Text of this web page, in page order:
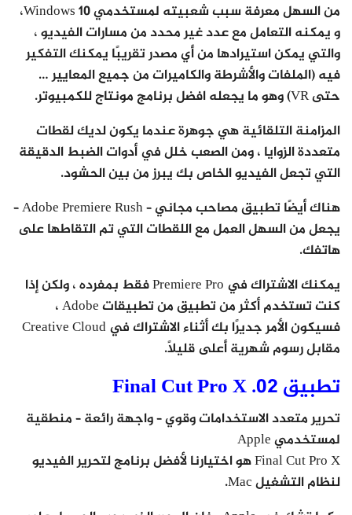
من السهل معرفة سبب شعبيته لمستخدمي Windows 10،
و يمكنه التعامل مع عدد غير محدد من مسارات الفيديو ،
والتي يمكن استيرادها من أي مصدر تقريبًا يمكنك التفكير
فيه (الملفات والأشرطة والكاميرات من جميع المعايير …
حتى VR) وهو ما يجعله افضل برنامج مونتاج للكمبيوتر.
المزامنة التلقائية هي جوهرة عندما يكون لديك لقطات
متعددة الزوايا ، ومن الصعب خلل في أدوات الضبط الدقيقة
التي تجعل الفيديو الخاص بك يبرز من بين الحشود.
هناك أيضًا تطبيق مصاحب مجاني – Adobe Premiere Rush –
يجعل من السهل العمل مع اللقطات التي تم التقاطها على
هاتفك.
يمكنك الاشتراك في Premiere Pro فقط بمفرده ، ولكن إذا
كنت تستخدم أكثر من تطبيق من تطبيقات Adobe ،
فسيكون الأمر جديرًا بك أثناء الاشتراك في Creative Cloud
مقابل رسوم شهرية أعلى قليلاً.
تطبيق 02. Final Cut Pro X
تحرير متعدد الاستخدامات وقوي – واجهة رائعة – منطقية
لمستخدمي Apple
Final Cut Pro X هو اختيارنا لأفضل برنامج لتحرير الفيديو
لنظام التشغيل Mac.